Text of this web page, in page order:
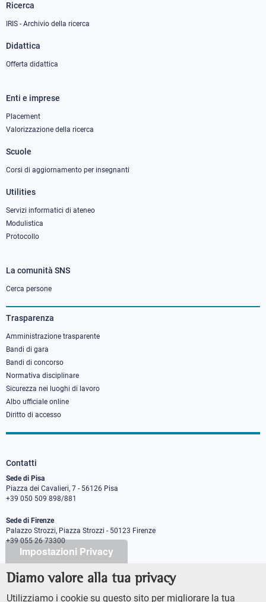
Impostazioni Privacy
Diamo valore alla tua privacy
Utilizziamo i cookie su questo sito per migliorare la tua
Ricerca
IRIS - Archivio della ricerca
Didattica
Offerta didattica
Footer
column
Enti e imprese
Placement
Valorizzazione della ricerca
Scuole
Corsi di aggiornamento per insegnanti
Utilities
Servizi informatici di ateneo
Modulistica
Protocollo
Footer
column
3
La comunità SNS
Cerca persone
Trasparenza
Amministrazione trasparente
Bandi di gara
Bandi di concorso
Normativa disciplinare
Sicurezza nei luoghi di lavoro
Albo ufficiale online
Diritto di accesso
Contatti
Sede di Pisa
Piazza dei Cavalieri, 7 - 56126 Pisa
+39 050 509 898/881
Sede di Firenze
Palazzo Strozzi, Piazza Strozzi - 50123 Firenze
+39 055 26 73300
PEC protocollo@pec.sns.it
Codice Fiscale 8000 5050507